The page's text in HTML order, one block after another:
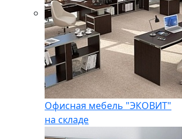
Офисная мебель "ЭКОВИТ"
на складе